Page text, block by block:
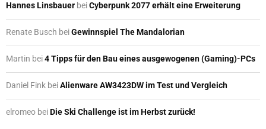
Hannes Linsbauer beiCyberpunk 2077 erhält eine Erweiterung
Renate Busch beiGewinnspiel The Mandalorian
Martin bei4 Tipps für den Bau eines ausgewogenen (Gaming)-PCs
Daniel Fink beiAlienware AW3423DW im Test und Vergleich
elromeo beiDie Ski Challenge ist im Herbst zurück!